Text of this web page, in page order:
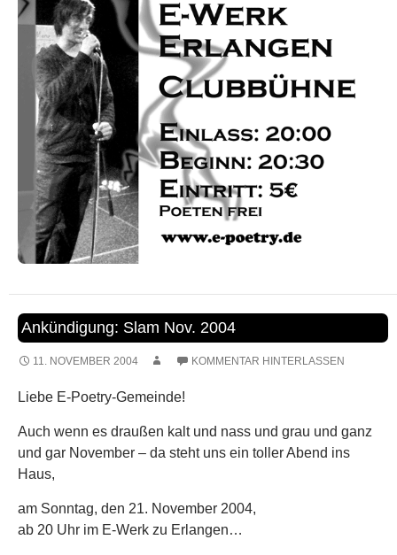
Ankündigung: Slam Nov. 2004
11. NOVEMBER 2004 KOMMENTAR HINTERLASSEN
Liebe E-Poetry-Gemeinde!
Auch wenn es draußen kalt und nass und grau und ganz
und gar November – da steht uns ein toller Abend ins
Haus,
am Sonntag, den 21. November 2004,
ab 20 Uhr im E-Werk zu Erlangen…